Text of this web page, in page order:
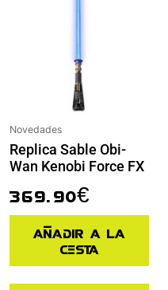
Novedades
Replica Sable Obi-
Wan Kenobi Force FX
369.90€
Añadir a la
cesta